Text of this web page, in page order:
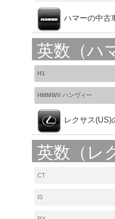
ハマーの中古
英数（ハ
H1
HMMWV ハンヴィー
レクサス(US)
英数（レ
CT
IS